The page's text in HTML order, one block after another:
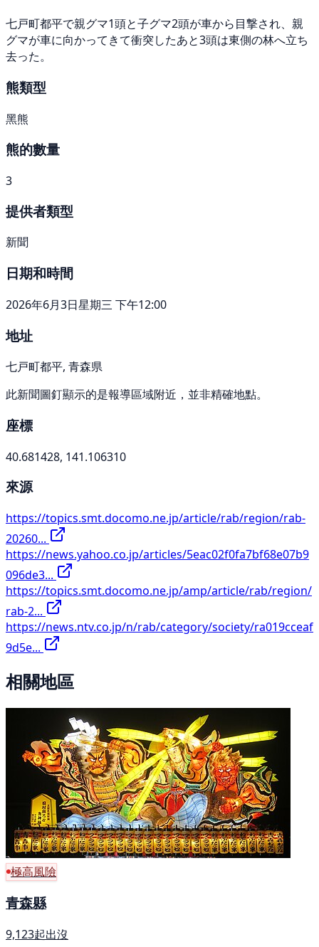
七戸町都平で親グマ1頭と子グマ2頭が車から目撃され、親
グマが車に向かってきて衝突したあと3頭は東側の林へ立ち
去った。
熊類型
黑熊
熊的數量
3
提供者類型
新聞
日期和時間
2026年6月3日星期三 下午12:00
地址
七戸町都平, 青森県
此新聞圖釘顯示的是報導區域附近，並非精確地點。
座標
40.681428, 141.106310
來源
https://topics.smt.docomo.ne.jp/article/rab/region/rab-
20260...
https://news.yahoo.co.jp/articles/5eac02f0fa7bf68e07b9
096de3...
https://topics.smt.docomo.ne.jp/amp/article/rab/region/
rab-2...
https://news.ntv.co.jp/n/rab/category/society/ra019cceaf
9d5e...
相關地區
極高風險
青森縣
9,123起出沒